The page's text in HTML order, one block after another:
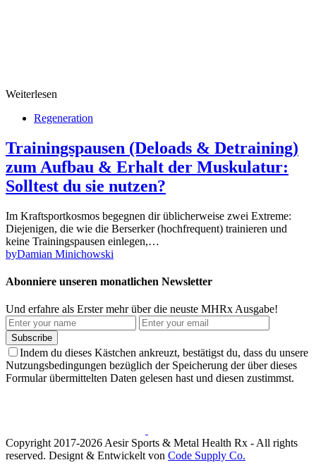
Weiterlesen
Regeneration
Trainingspausen (Deloads & Detraining)
zum Aufbau & Erhalt der Muskulatur:
Solltest du sie nutzen?
Im Kraftsportkosmos begegnen dir üblicherweise zwei Extreme:
Diejenigen, die wie die Berserker (hochfrequent) trainieren und
keine Trainingspausen einlegen,…
byDamian Minichowski
Abonniere unseren monatlichen Newsletter
Und erfahre als Erster mehr über die neuste MHRx Ausgabe!
Subscribe
Indem du dieses Kästchen ankreuzt, bestätigst du, dass du unsere
Nutzungsbedingungen bezüglich der Speicherung der über dieses
Formular übermittelten Daten gelesen hast und diesen zustimmst.
Copyright 2017-2026 Aesir Sports & Metal Health Rx - All rights
reserved. Designt & Entwickelt von Code Supply Co.